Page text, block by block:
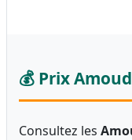
💰 Prix
Consultez les